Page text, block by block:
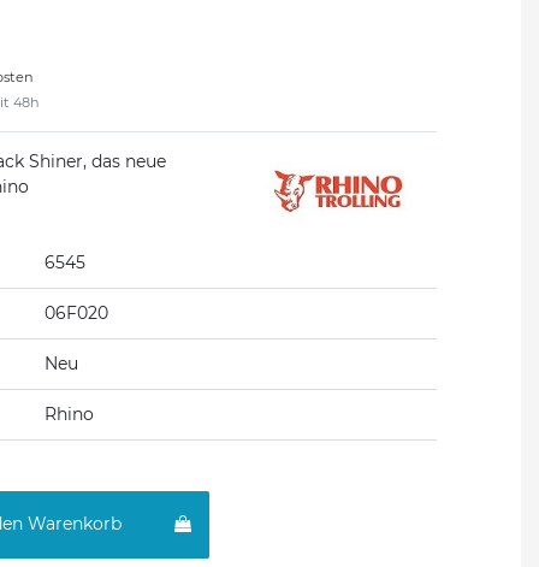
48h
Shiner, das neue
6545
06F020
Neu
Rhino
Warenkorb